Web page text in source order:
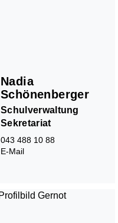
Nadia
Schönenberger
Schulverwaltung
Sekretariat
043 488 10 88
E-Mail